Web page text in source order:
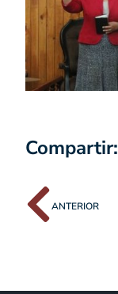
Compartir:
ANTERIOR